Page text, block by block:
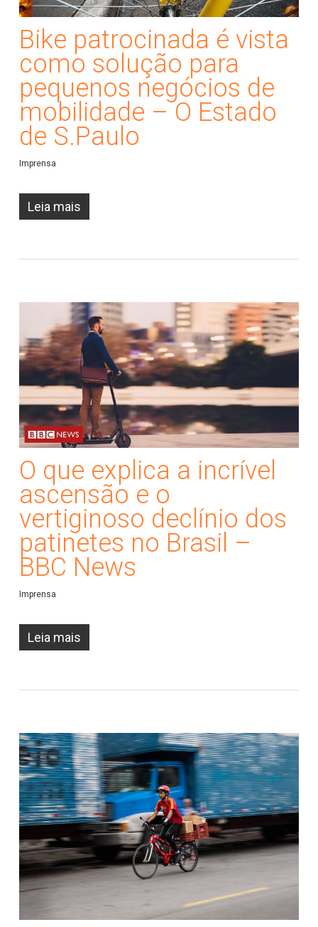
Bike patrocinada é vista
como solução para
pequenos negócios de
mobilidade – O Estado
de S.Paulo
Imprensa
Leia mais
O que explica a incrível
ascensão e o
vertiginoso declínio dos
patinetes no Brasil –
BBC News
Imprensa
Leia mais